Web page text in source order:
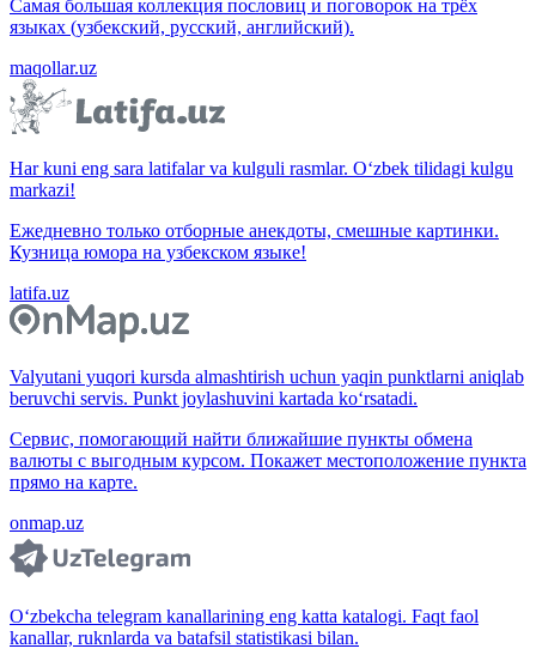
Самая большая коллекция пословиц и поговорок на трёх
языках (узбекский, русский, английский).
maqollar.uz
Har kuni eng sara latifalar va kulguli rasmlar. O‘zbek tilidagi kulgu
markazi!
Ежедневно только отборные анекдоты, смешные картинки.
Кузница юмора на узбекском языке!
latifa.uz
Valyutani yuqori kursda almashtirish uchun yaqin punktlarni aniqlab
beruvchi servis. Punkt joylashuvini kartada ko‘rsatadi.
Сервис, помогающий найти ближайшие пункты обмена
валюты с выгодным курсом. Покажет местоположение пункта
прямо на карте.
onmap.uz
O‘zbekcha telegram kanallarining eng katta katalogi. Faqt faol
kanallar, ruknlarda va batafsil statistikasi bilan.